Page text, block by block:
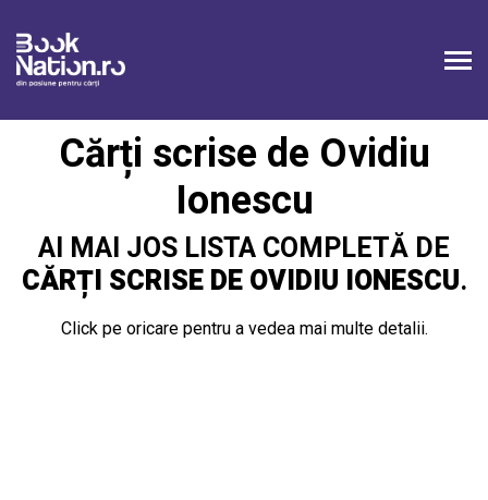
Cărți scrise de Ovidiu
Ionescu
AI MAI JOS LISTA COMPLETĂ DE
CĂRȚI SCRISE DE OVIDIU IONESCU.
Click pe oricare pentru a vedea mai multe detalii.